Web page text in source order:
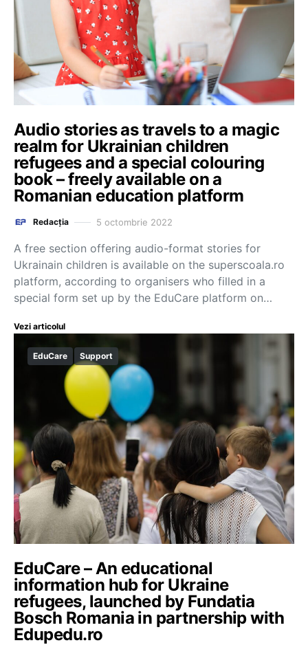
Audio stories as travels to a magic
realm for Ukrainian children
refugees and a special colouring
book – freely available on a
Romanian education platform
Redacția 5 octombrie 2022
A free section offering audio-format stories for
Ukrainain children is available on the superscoala.ro
platform, according to organisers who filled in a
special form set up by the EduCare platform on…
Vezi articolul
EduCare Support
EduCare – An educational
information hub for Ukraine
refugees, launched by Fundatia
Bosch Romania in partnership with
Edupedu.ro